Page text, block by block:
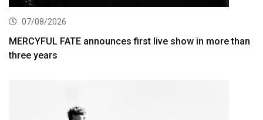
07/08/2026
MERCYFUL FATE announces first live show in more than
three years